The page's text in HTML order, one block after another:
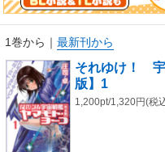
1巻から ｜ 最新刊から
それゆけ！ 宇
版】1
1,200pt/1,320円(税